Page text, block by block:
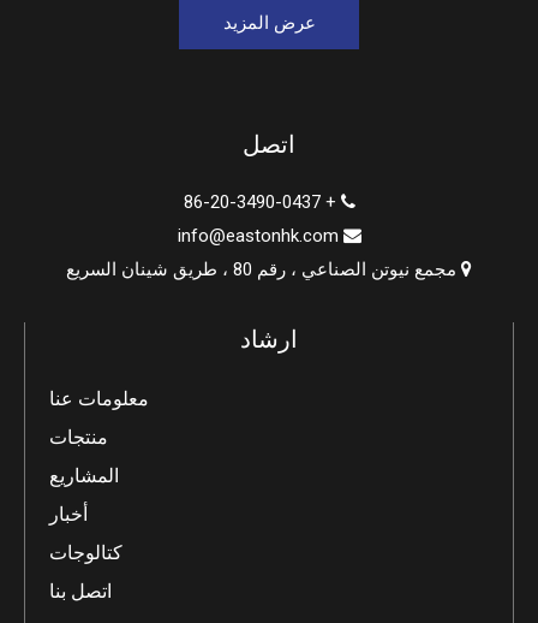
عرض المزيد
اتصل

+ 86-20-3490-0437

info@eastonhk.com
 مجمع نيوتن الصناعي ، رقم 80 ، طريق شينان السريع
ارشاد
معلومات عنا
منتجات
المشاريع
أخبار
كتالوجات
اتصل بنا